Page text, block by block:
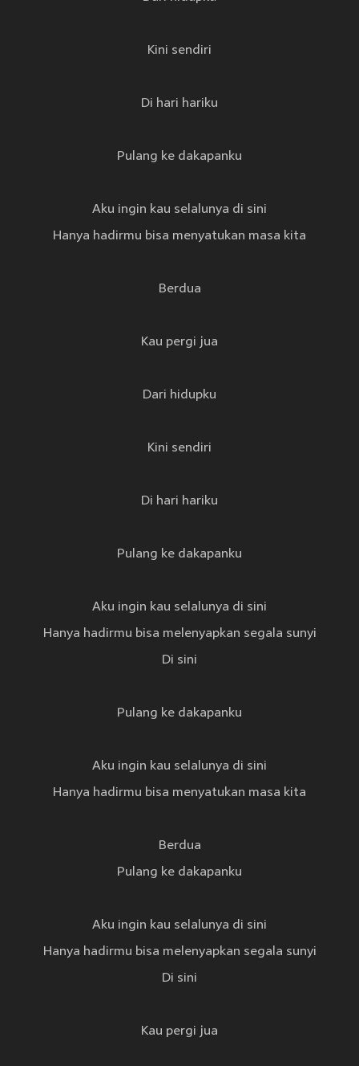
Kini sendiri
Di hari hariku
Pulang ke dakapanku
Aku ingin kau selalunya di sini
Hanya hadirmu bisa menyatukan masa kita
Berdua
Kau pergi jua
Dari hidupku
Kini sendiri
Di hari hariku
Pulang ke dakapanku
Aku ingin kau selalunya di sini
Hanya hadirmu bisa melenyapkan segala sunyi
Di sini
Pulang ke dakapanku
Aku ingin kau selalunya di sini
Hanya hadirmu bisa menyatukan masa kita
Berdua
Pulang ke dakapanku
Aku ingin kau selalunya di sini
Hanya hadirmu bisa melenyapkan segala sunyi
Di sini
Kau pergi jua